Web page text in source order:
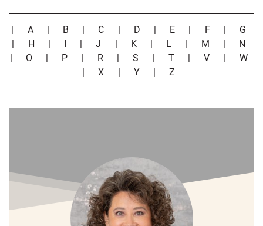
| A | B | C | D | E | F | G
| H | I |J | K | L | M | N
| O | P | R |S | T |V | W
|X | Y |Z